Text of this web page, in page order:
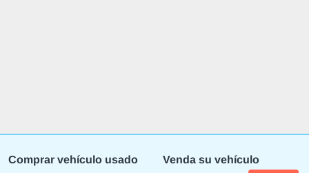
Comprar vehículo usado Venda su vehículo